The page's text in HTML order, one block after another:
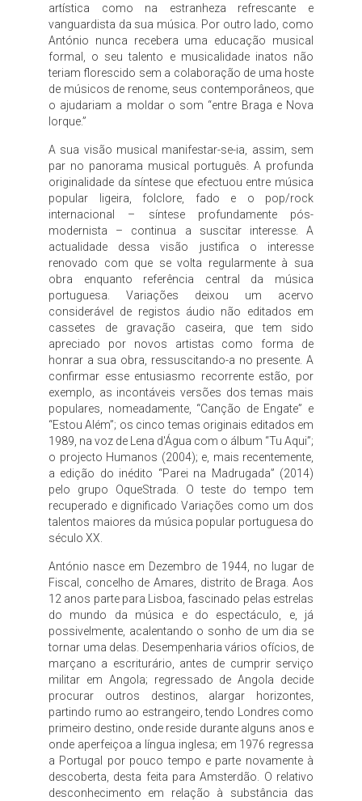
artística como na estranheza refrescante e
vanguardista da sua música. Por outro lado, como
António nunca recebera uma educação musical
formal, o seu talento e musicalidade inatos não
teriam florescido sem a colaboração de uma hoste
de músicos de renome, seus contemporâneos, que
o ajudariam a moldar o som “entre Braga e Nova
Iorque.”
A sua visão musical manifestar-se-ia, assim, sem
par no panorama musical português. A profunda
originalidade da síntese que efectuou entre música
popular ligeira, folclore, fado e o pop/rock
internacional – síntese profundamente pós-
modernista – continua a suscitar interesse. A
actualidade dessa visão justifica o interesse
renovado com que se volta regularmente à sua
obra enquanto referência central da música
portuguesa. Variações deixou um acervo
considerável de registos áudio não editados em
cassetes de gravação caseira, que tem sido
apreciado por novos artistas como forma de
honrar a sua obra, ressuscitando-a no presente. A
confirmar esse entusiasmo recorrente estão, por
exemplo, as incontáveis versões dos temas mais
populares, nomeadamente, “Canção de Engate” e
“Estou Além”; os cinco temas originais editados em
1989, na voz de Lena d'Água com o álbum “Tu Aqui”;
o projecto Humanos (2004); e, mais recentemente,
a edição do inédito “Parei na Madrugada” (2014)
pelo grupo OqueStrada. O teste do tempo tem
recuperado e dignificado Variações como um dos
talentos maiores da música popular portuguesa do
século XX.
António nasce em Dezembro de 1944, no lugar de
Fiscal, concelho de Amares, distrito de Braga. Aos
12 anos parte para Lisboa, fascinado pelas estrelas
do mundo da música e do espectáculo, e, já
possivelmente, acalentando o sonho de um dia se
tornar uma delas. Desempenharia vários ofícios, de
marçano a escriturário, antes de cumprir serviço
militar em Angola; regressado de Angola decide
procurar outros destinos, alargar horizontes,
partindo rumo ao estrangeiro, tendo Londres como
primeiro destino, onde reside durante alguns anos e
onde aperfeiçoa a língua inglesa; em 1976 regressa
a Portugal por pouco tempo e parte novamente à
descoberta, desta feita para Amsterdão. O relativo
desconhecimento em relação à substância das